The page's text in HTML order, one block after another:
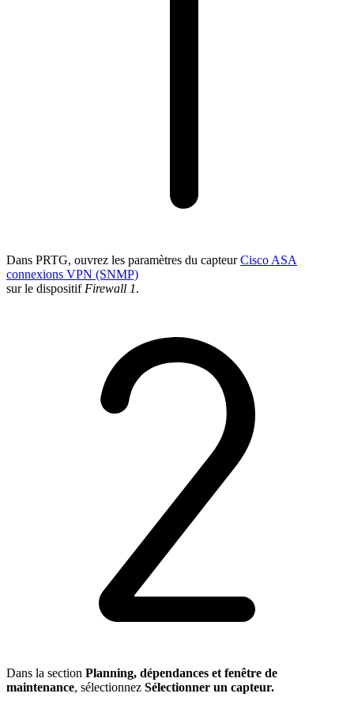
Dans PRTG, ouvrez les paramètres du capteurCisco ASA
connexions VPN (SNMP)
sur le dispositif Firewall 1.
Dans la section Planning, dépendances et fenêtre de
maintenance, sélectionnez Sélectionner un capteur.